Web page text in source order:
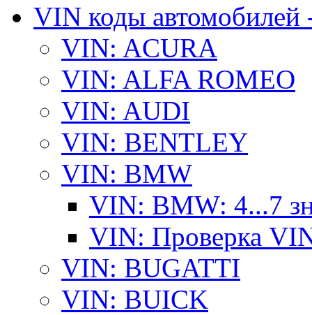
VIN коды автомобилей
VIN: ACURA
VIN: ALFA ROMEO
VIN: AUDI
VIN: BENTLEY
VIN: BMW
VIN: BMW: 4...7
VIN: Проверка
VIN: BUGATTI
VIN: BUICK